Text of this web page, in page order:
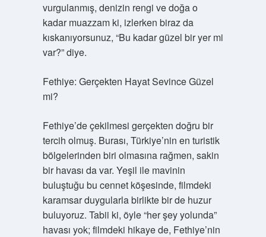
vurgulanmış, denizin rengi ve doğa o
kadar muazzam ki, izlerken biraz da
kıskanıyorsunuz, “Bu kadar güzel bir yer mi
var?” diye.
Fethiye: Gerçekten Hayat Sevince Güzel
mi?
Fethiye’de çekilmesi gerçekten doğru bir
tercih olmuş. Burası, Türkiye’nin en turistik
bölgelerinden biri olmasına rağmen, sakin
bir havası da var. Yeşil ile mavinin
buluştuğu bu cennet köşesinde, filmdeki
karamsar duygularla birlikte bir de huzur
buluyoruz. Tabii ki, öyle “her şey yolunda”
havası yok; filmdeki hikaye de, Fethiye’nin